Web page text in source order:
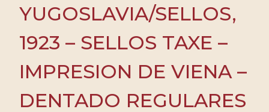
YUGOSLAVIA/SELLOS,
1923 – SELLOS TAXE –
IMPRESION DE VIENA –
DENTADO REGULARES